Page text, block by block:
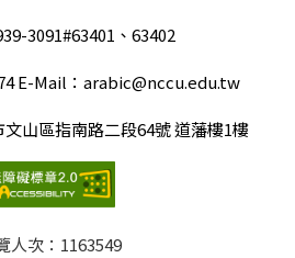
3091#63401、63402
E-Mail：arabic@nccu.edu.tw
山區指南路二段64號 道藩樓1樓
人次： 1163549